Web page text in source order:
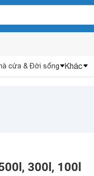
cửa & Đời sống Khác
300l, 100l